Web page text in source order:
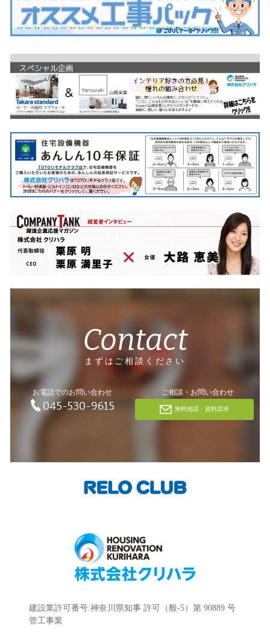
Contact
まずはご相談ください
お電話でのお問い合わせ
045-530-9615
ご相談・お問い合わせ
無料相談・資料請求
建設業許可番号:神奈川県知事 許可（般-5）第 90889 号
管工事業